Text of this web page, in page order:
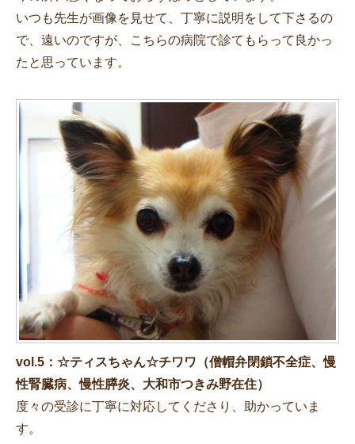
いつも先生が画像を見せて、丁寧に説明をして下さるの
で、遠いのですが、こちらの病院で診てもらって良かっ
たと思っています。
vol.5：☆ティスちゃん☆チワワ（僧帽弁閉鎖不全症、慢
性腎臓病、慢性膵炎、大和市つきみ野在住）
度々の受診に丁寧に対応してくださり、助かっていま
す。